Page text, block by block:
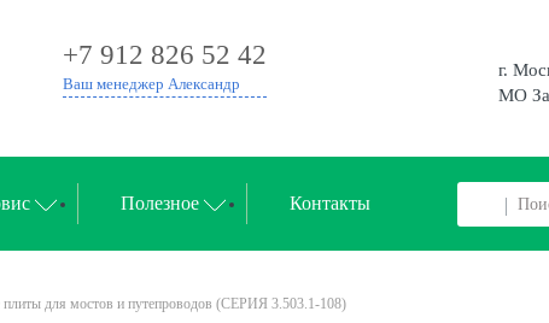
+7 912 826 52 42
Ваш менеджер Александр
г.
МО
Полезное Контакты
плиты для мостов и путепроводов (СЕРИЯ 3.503.1-108)